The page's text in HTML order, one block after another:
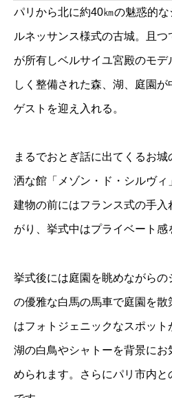
Prev
パリから北に約40㎞の魅惑的
ルネッサンス様式の古城。且
が所有しベルサイユ宮殿のモ
しく整備された森、湖、庭園
ゲストを迎え入れる。
まるでおとぎ話に出てくるお
洒な館「メゾン・ド・シルヴィ
建物の前にはフランス式の手
がり、挙式中はプライベート感
挙式後には庭園を眺めながら
の優雅な白馬の馬車で庭園を散
はフォトジェニックなスポッ
湖の白鳥やシャトーを背景に
められます。さらにパリ市内